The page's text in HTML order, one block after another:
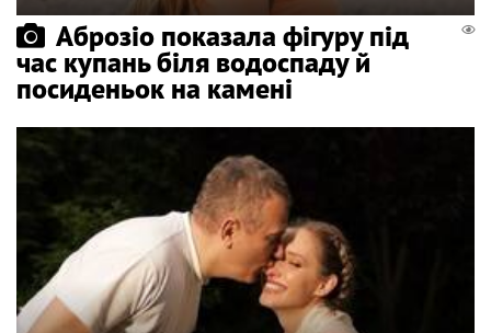
Аброзіо показала фігуру під
час купань біля водоспаду й
посиденьок на камені